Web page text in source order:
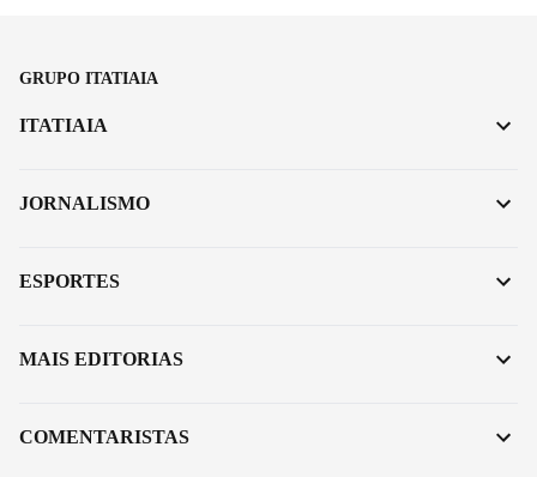
GRUPO ITATIAIA
ITATIAIA
JORNALISMO
ESPORTES
MAIS EDITORIAS
COMENTARISTAS